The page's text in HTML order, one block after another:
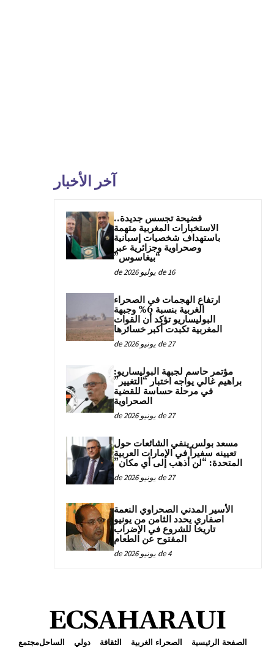
آخر الأخبار
فضيحة تجسس جديدة..
الاستخبارات المغربية متهمة
باستهداف شخصيات إسبانية
وصحراوية وجزائرية عبر
“بيغاسوس”
16 de يوليو de 2026
ارتفاع الهجمات في الصحراء
الغربية بنسبة 6% وجبهة
البوليساريو تؤكد أن القوات
المغربية تكبدت أكبر خسائرها
27 de يونيو de 2026
مؤتمر حاسم لجبهة البوليساريو:
براهيم غالي يواجه اختبار “التغيير”
في مرحلة حساسة للقضية
الصحراوية
27 de يونيو de 2026
مسعد بولس ينفي الشائعات حول
تعيينه سفيراً في الإمارات العربية
المتحدة: “لن أذهب إلى أي مكان”
27 de يونيو de 2026
الأسير المدني الصحراوي النعمة
اصفاري يحدد الثامن من يونيو
تاريخا للشروع في الإضراب
المفتوح عن الطعام
4 de يونيو de 2026
ECSAHARAUI
الصفحة الرئيسية الصحراء الغربية الثقافة دولي الساحلمجتمع